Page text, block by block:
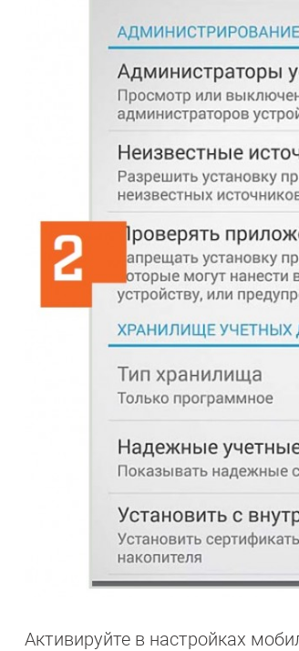
Активируйте в настройках